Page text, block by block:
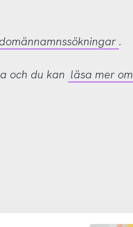
.
och du kan läsa mer om